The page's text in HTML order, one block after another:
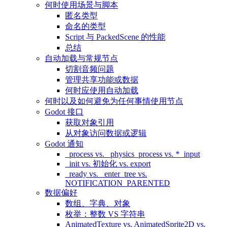
何时使用场景与脚本
匿名类型
命名的类型
Script 与 PackedScene 的性能
总结
自动加载与常规节点
切割音频问题
管理共享功能或数据
何时应使用自动加载
何时以及如何避免为任何事情使用节点
Godot 接口
获取对象引用
从对象访问数据或逻辑
Godot 通知
_process vs. _physics_process vs. *_input
_init vs. 初始化 vs. export
_ready vs. _enter_tree vs.
NOTIFICATION_PARENTED
数据偏好
数组、字典、对象
枚举：整数 VS 字符串
AnimatedTexture vs. AnimatedSprite2D vs.